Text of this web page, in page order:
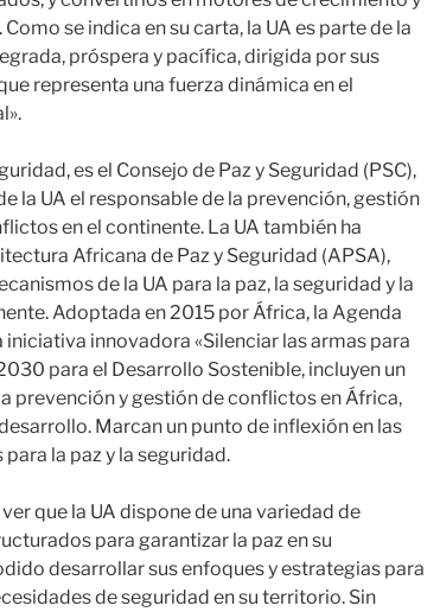
se indica en su carta, la UA es parte de la
próspera y pacífica, dirigida por sus
representa una fuerza dinámica en el
es el Consejo de Paz y Seguridad (PSC),
la UA el responsable de la prevención, gestión
en el continente. La UA también ha
Africana de Paz y Seguridad (APSA),
de la UA para la paz, la seguridad y la
Adoptada en 2015 por África, la Agenda
innovadora «Silenciar las armas para
para el Desarrollo Sostenible, incluyen un
prevención y gestión de conflictos en África,
Marcan un punto de inflexión en las
la paz y la seguridad.
que la UA dispone de una variedad de
para garantizar la paz en su
desarrollar sus enfoques y estrategias para
de seguridad en su territorio. Sin